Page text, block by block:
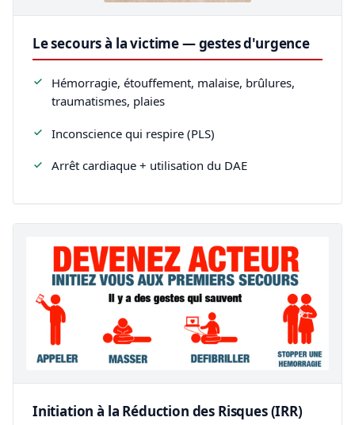
Le secours à la victime — gestes d'urgence
Hémorragie, étouffement, malaise, brûlures,
traumatismes, plaies
Inconscience qui respire (PLS)
Arrêt cardiaque + utilisation du DAE
Initiation à la Réduction des Risques (IRR)